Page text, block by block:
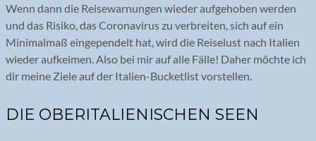
Wenn dann die Reisewarnungen wieder aufgehoben werden
und das Risiko, das Coronavirus zu verbreiten, sich auf ein
Minimalmaß eingependelt hat, wird die Reiselust nach Italien
wieder aufkeimen. Also bei mir auf alle Fälle! Daher möchte ich
dir meine Ziele auf der Italien-Bucketlist vorstellen.
DIE OBERITALIENISCHEN SEEN